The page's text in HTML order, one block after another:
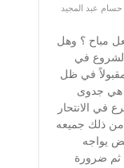
عبد المجيد
مباح ؟ وهل
في
في ظل
هي جدوى
في الانتحار
ذلك جميعه
يواجه
ثم ضرورة